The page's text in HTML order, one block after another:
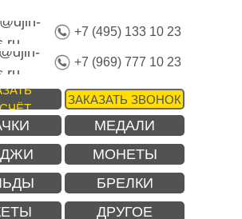
+7 (969) 777 10 23
+7 (495) 133 10 23
ЗАКАЗАТЬ ЗВОНОК
МЕДАЛИ
БРЕЛКИ
МОНЕТЫ
ДРУГОЕ